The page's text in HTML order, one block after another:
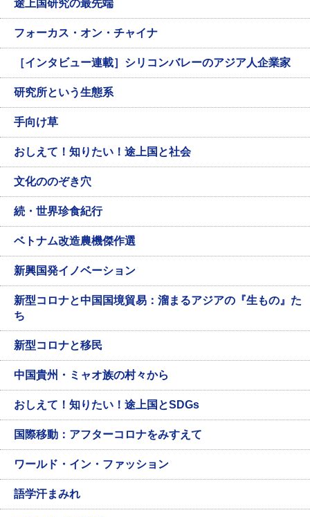
途上国研究の最先端
フォーカス・オン・チャイナ
［インタビュー連載］シリコンバレーのアジア人企業家
研究所という生態系
手向け草
おしえて！知りたい！途上国と社会
文化ののぞき穴
続・世界珍食紀行
ベトナム改造農機傑作選
新興国発イノベーション
新型コロナと中国国境貿易：溜まるアジアの『生もの』た
ち
新型コロナと移民
中国貴州・ミャオ族の村々から
おしえて！知りたい！途上国とSDGs
国際移動：アフターコロナをみすえて
ワールド・イン・ファッション
語学汗まみれ